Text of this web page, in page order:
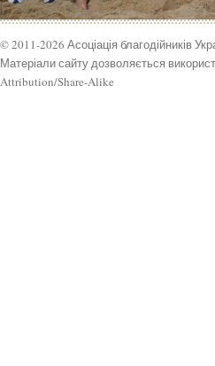
© 2011-2026 Асоціація благодійників
Матеріали сайту дозволяється
Attribution/Share-Alike